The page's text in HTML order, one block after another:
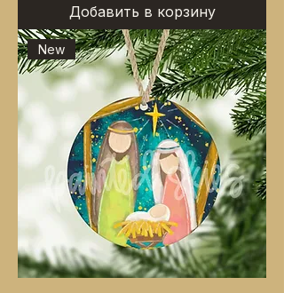
Добавить в корзину
New